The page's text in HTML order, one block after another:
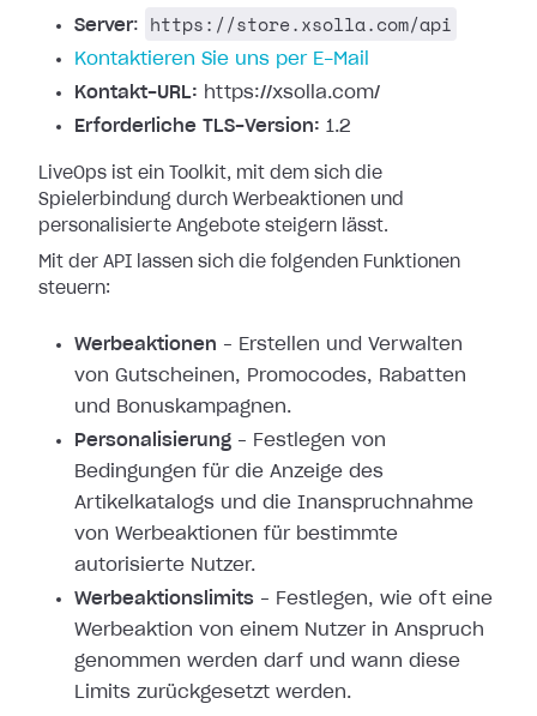
Server: https://store.xsolla.com/api
Kontaktieren Sie uns per E-Mail
Kontakt-URL: https://xsolla.com/
Erforderliche TLS-Version: 1.2
LiveOps ist ein Toolkit, mit dem sich die
Spielerbindung durch Werbeaktionen und
personalisierte Angebote steigern lässt.
Mit der API lassen sich die folgenden Funktionen
steuern:
Werbeaktionen – Erstellen und Verwalten
von Gutscheinen, Promocodes, Rabatten
und Bonuskampagnen.
Personalisierung – Festlegen von
Bedingungen für die Anzeige des
Artikelkatalogs und die Inanspruchnahme
von Werbeaktionen für bestimmte
autorisierte Nutzer.
Werbeaktionslimits – Festlegen, wie oft eine
Werbeaktion von einem Nutzer in Anspruch
genommen werden darf und wann diese
Limits zurückgesetzt werden.